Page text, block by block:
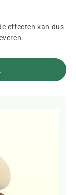
effecten kan dus